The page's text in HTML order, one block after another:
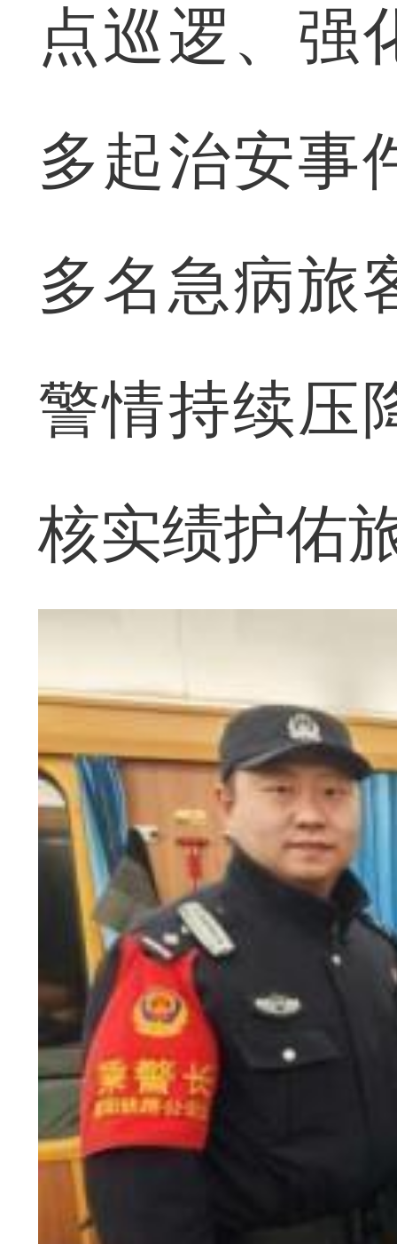
点巡逻、强
多起治安事
多名急病旅
警情持续压
核实绩护佑